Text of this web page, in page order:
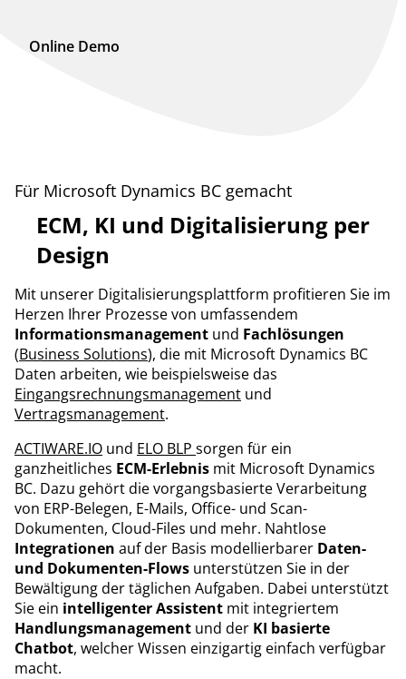
Online Demo
Für Microsoft Dynamics BC gemacht
ECM, KI und Digitalisierung per
Design
Mit unserer Digitalisierungsplattform profitieren Sie im
Herzen Ihrer Prozesse von umfassendem
Informationsmanagement und Fachlösungen
(Business Solutions), die mit Microsoft Dynamics BC
Daten arbeiten, wie beispielsweise das
Eingangsrechnungsmanagement und
Vertragsmanagement.
ACTIWARE.IO und ELO BLP sorgen für ein
ganzheitliches ECM-Erlebnis mit Microsoft Dynamics
BC. Dazu gehört die vorgangsbasierte Verarbeitung
von ERP-Belegen, E-Mails, Office- und Scan-
Dokumenten, Cloud-Files und mehr. Nahtlose
Integrationen auf der Basis modellierbarer Daten-
und Dokumenten-Flows unterstützen Sie in der
Bewältigung der täglichen Aufgaben. Dabei unterstützt
Sie ein intelligenter Assistent mit integriertem
Handlungsmanagement und der KI basierte
Chatbot, welcher Wissen einzigartig einfach verfügbar
macht.